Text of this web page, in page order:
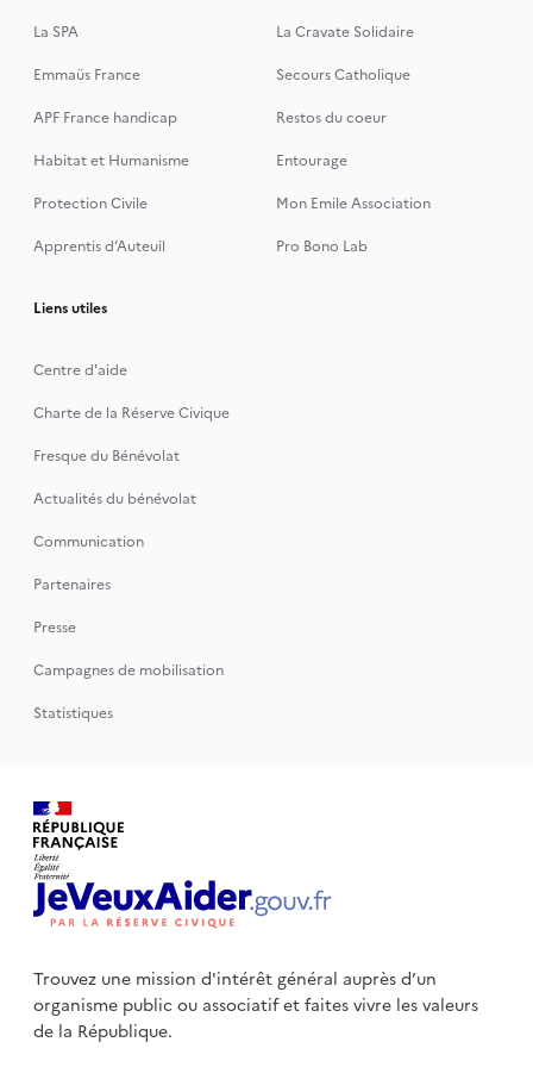
La SPA
La Cravate Solidaire
Emmaüs France
Secours Catholique
APF France handicap
Restos du coeur
Habitat et Humanisme
Entourage
Protection Civile
Mon Emile Association
Apprentis d’Auteuil
Pro Bono Lab
Liens utiles
Centre d'aide
Charte de la Réserve Civique
Fresque du Bénévolat
Actualités du bénévolat
Communication
Partenaires
Presse
Campagnes de mobilisation
Statistiques
Trouvez une mission d'intérêt général auprès d’un
organisme publicou associatif et faites vivre les valeurs
de la République.